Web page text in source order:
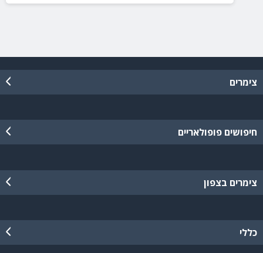
צימרים
חיפושים פופולאריים
צימרים בצפון
כללי